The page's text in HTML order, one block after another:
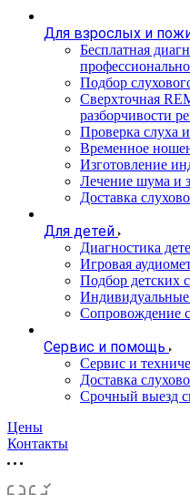
Для взрослых и
Бесплатная
Подбор
Сверхточная
разборчивости
Проверка слуха
Временное
Изготовление
Лечение шума и
Доставка
Для детей
Диагностика
Игровая
Подбор детских
Сопровождение
Сервис и помощь
Сервис и
Доставка
Срочный выезд
Цены
Контакты